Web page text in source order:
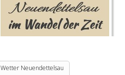
Wetter Neuendettelsau